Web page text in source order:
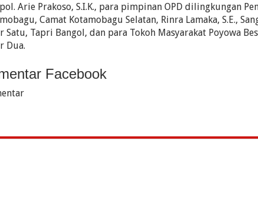
Arie Prakoso, S.I.K., para pimpinan OPD dilingkungan
Camat Kotamobagu Selatan, Rinra Lamaka, S.E.,
Satu, Tapri Bangol, dan para Tokoh Masyarakat Poyowa
Dua.
Facebook